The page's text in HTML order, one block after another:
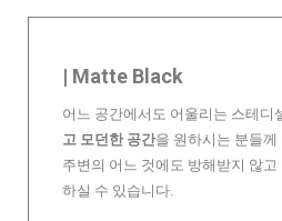
| Matte Black
어느 공간에서도 어울리는 스테디
고 모던한 공간을 원하시는 분들
주변의 어느 것에도 방해받지 않
하실 수 있습니다.